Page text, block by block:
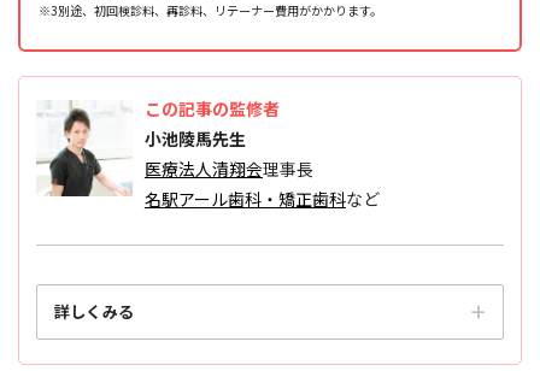
※3別途、初回検診料、再診料、リテーナー費⽤がかかります。
この記事の監修者
小池陵馬先生
医療法人清翔会理事長
名駅アール歯科・矯正歯科など
詳しくみる